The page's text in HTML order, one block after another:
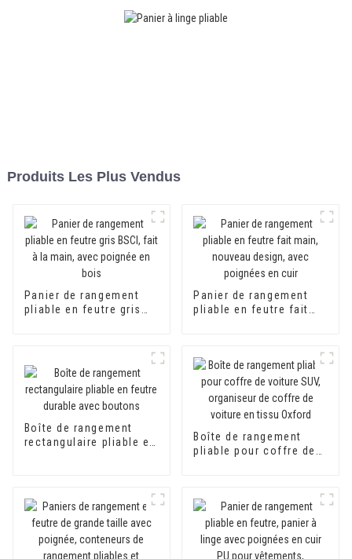
Produits Les Plus Vendus
Panier de rangement
pliable en feutre gris
Panier de rangement
pliable en feutre fait
Boîte de rangement
rectangulaire pliable en
Boîte de rangement
pliable pour coffre de